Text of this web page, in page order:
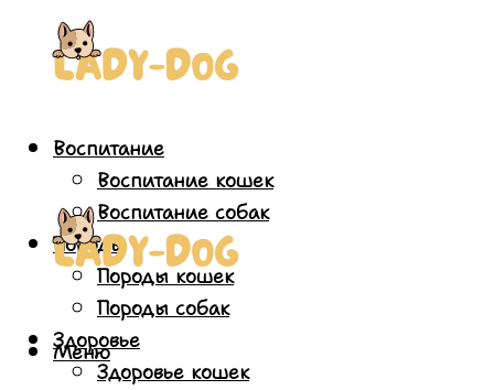
Воспитание
Воспитание кошек
Воспитание собак
Породы
Породы кошек
Породы собак
Здоровье
Здоровье кошек
Меню